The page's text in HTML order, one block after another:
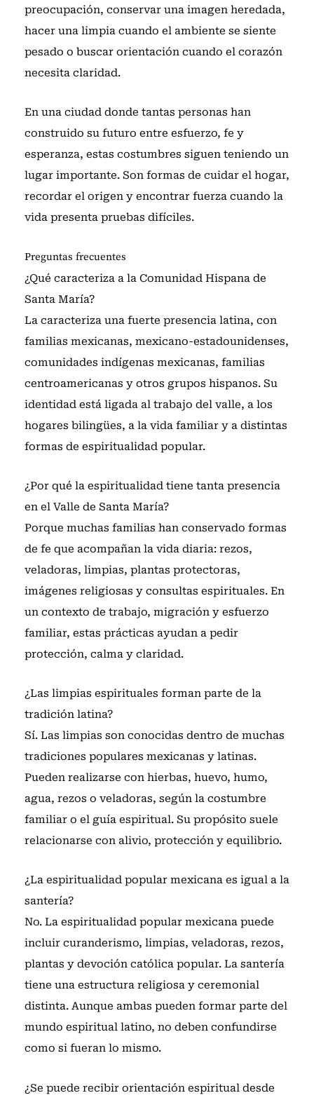
preocupación, conservar una imagen heredada,
hacer una limpia cuando el ambiente se siente
pesado o buscar orientación cuando el corazón
necesita claridad.
En una ciudad donde tantas personas han
construido su futuro entre esfuerzo, fe y
esperanza, estas costumbres siguen teniendo un
lugar importante. Son formas de cuidar el hogar,
recordar el origen y encontrar fuerza cuando la
vida presenta pruebas difíciles.
Preguntas frecuentes
¿Qué caracteriza a la Comunidad Hispana de
Santa María?
La caracteriza una fuerte presencia latina, con
familias mexicanas, mexicano-estadounidenses,
comunidades indígenas mexicanas, familias
centroamericanas y otros grupos hispanos. Su
identidad está ligada al trabajo del valle, a los
hogares bilingües, a la vida familiar y a distintas
formas de espiritualidad popular.
¿Por qué la espiritualidad tiene tanta presencia
en el Valle de Santa María?
Porque muchas familias han conservado formas
de fe que acompañan la vida diaria: rezos,
veladoras, limpias, plantas protectoras,
imágenes religiosas y consultas espirituales. En
un contexto de trabajo, migración y esfuerzo
familiar, estas prácticas ayudan a pedir
protección, calma y claridad.
¿Las limpias espirituales forman parte de la
tradición latina?
Sí. Las limpias son conocidas dentro de muchas
tradiciones populares mexicanas y latinas.
Pueden realizarse con hierbas, huevo, humo,
agua, rezos o veladoras, según la costumbre
familiar o el guía espiritual. Su propósito suele
relacionarse con alivio, protección y equilibrio.
¿La espiritualidad popular mexicana es igual a la
santería?
No. La espiritualidad popular mexicana puede
incluir curanderismo, limpias, veladoras, rezos,
plantas y devoción católica popular. La santería
tiene una estructura religiosa y ceremonial
distinta. Aunque ambas pueden formar parte del
mundo espiritual latino, no deben confundirse
como si fueran lo mismo.
¿Se puede recibir orientación espiritual desde